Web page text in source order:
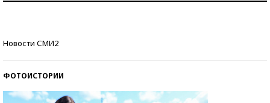
Новости СМИ2
ФОТОИСТОРИИ